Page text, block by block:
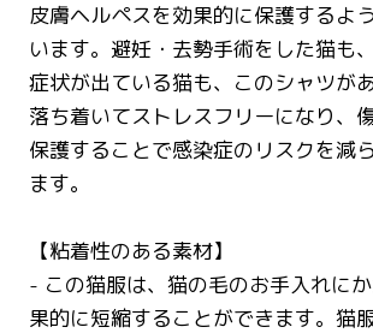
皮膚ヘルペスを効果的に保護するよ
います。避妊・去勢手術をした猫も
症状が出ている猫も、このシャツが
落ち着いてストレスフリーになり、
保護することで感染症のリスクを減
ます。
【粘着性のある素材】
- この猫服は、猫の毛のお手入れに
果的に短縮することができます。猫